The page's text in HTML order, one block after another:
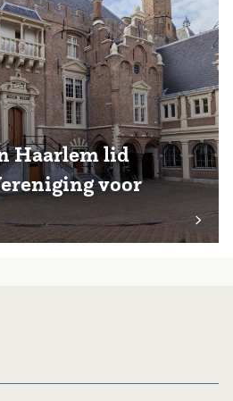
Haarlem lid
voor